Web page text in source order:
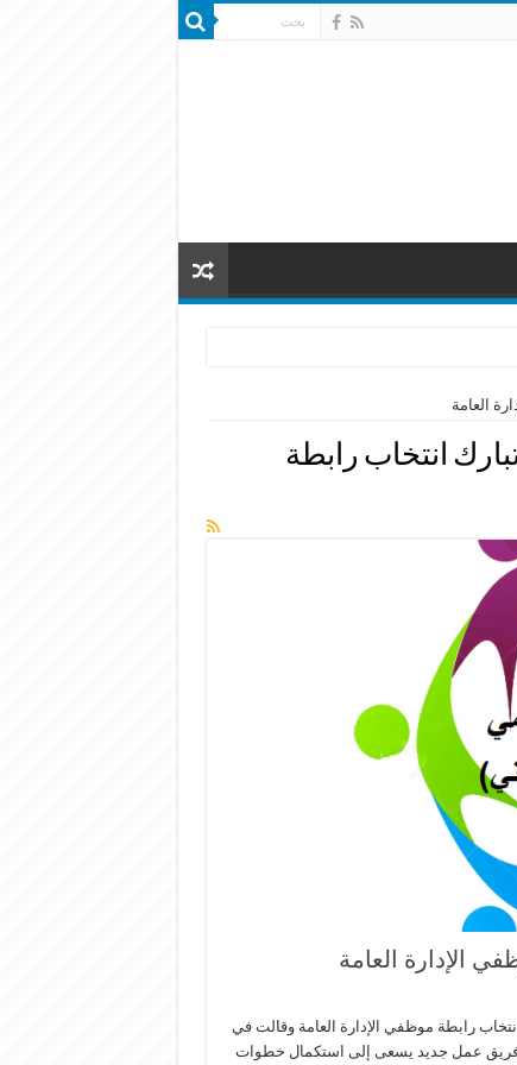
العامة
انتخاب رابطة
الإدارة العامة
رابطة موظفي الإدارة العامة وقالت في
فريق عمل جديد يسعى إلى استكمال خطوات